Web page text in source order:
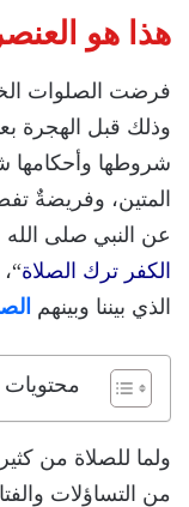
هذا هو
فرضت الصلوات
وذلك قبل الهجرة
شروطها وأحكامها
المتين، وفريضةٌ
عن النبي صلى
الكفر ترك الصلاة
الذي بيننا وبينهم
محتويات
ولما للصلاة من
من التساؤلات